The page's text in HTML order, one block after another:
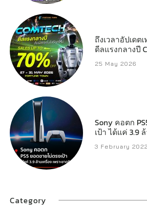
ถึงเวลาอัปเด
ดีลแรงกลางปี
ลดสูงสุด 70%
25 May 2026
Sony คอตก
เป้า ได้แค่ 3.9
ขาดชิป
3 February 2022
Category